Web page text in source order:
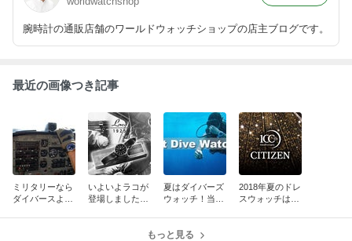
腕時計の通販店舗のワールドウォッチショップの店主ブログです。
最近の画像つき記事
ミリタリーなら
ダイバースより
いよいよラコが
登場しました！
夏はダイバーズ
ウォッチ！当店
2018年夏のドレ
スウォッチはシ
もっと見る